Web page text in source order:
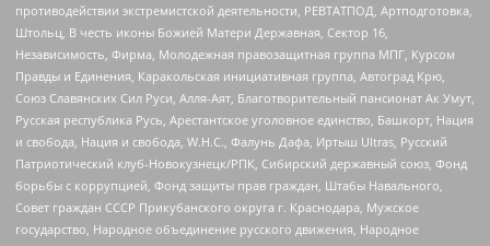
противодействии экстремистской деятельности, РЕВТАТПОД, Артподготовка,
Штольц, В честь иконы Божией Матери Державная, Сектор 16,
Независимость, Фирма, Молодежная правозащитная группа МПГ, Курсом
Правды и Единения, Каракольская инициативная группа, Автоград Крю,
Союз Славянских Сил Руси, Алля-Аят, Благотворительный пансионат Ак Умут,
Русская республика Русь, Арестантское уголовное единство, Башкорт, Нация
и свобода, Нация и свобода, W.H.С., Фалунь Дафа, Иртыш Ultras, Русский
Патриотический клуб-Новокузнецк/РПК, Сибирский державный союз, Фонд
борьбы с коррупцией, Фонд защиты прав граждан, Штабы Навального,
Совет граждан СССР Прикубанского округа г. Краснодара, Мужское
государство, Народное объединение русского движения, Народное